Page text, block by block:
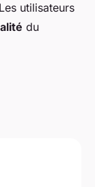
utilisateurs
du